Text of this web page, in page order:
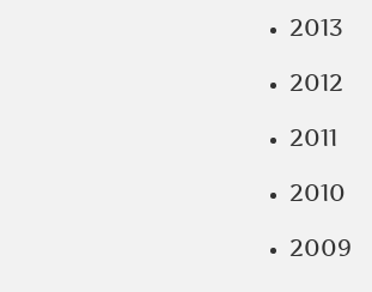
2013
2012
2011
2010
2009